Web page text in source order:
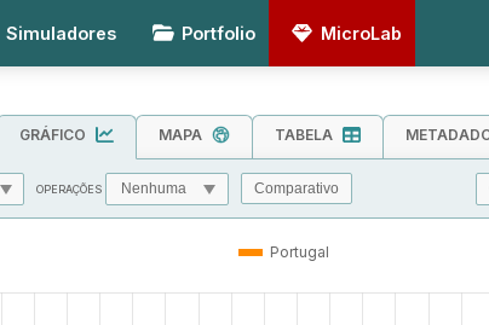
Simuladores Portfolio MicroLab
GRÁFICO MAPA TABELA
OPERAÇÕES Comparativo
Portugal